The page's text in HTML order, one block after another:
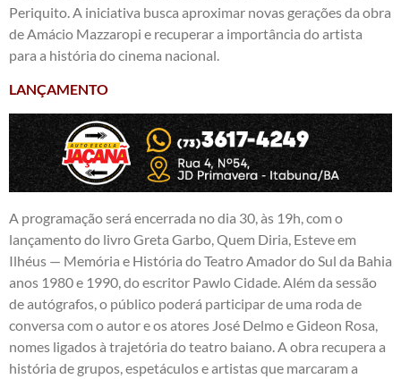
Periquito. A iniciativa busca aproximar novas gerações da obra
de Amácio Mazzaropi e recuperar a importância do artista
para a história do cinema nacional.
LANÇAMENTO
A programação será encerrada no dia 30, às 19h, com o
lançamento do livro Greta Garbo, Quem Diria, Esteve em
Ilhéus — Memória e História do Teatro Amador do Sul da Bahia
anos 1980 e 1990, do escritor Pawlo Cidade. Além da sessão
de autógrafos, o público poderá participar de uma roda de
conversa com o autor e os atores José Delmo e Gideon Rosa,
nomes ligados à trajetória do teatro baiano. A obra recupera a
história de grupos, espetáculos e artistas que marcaram a